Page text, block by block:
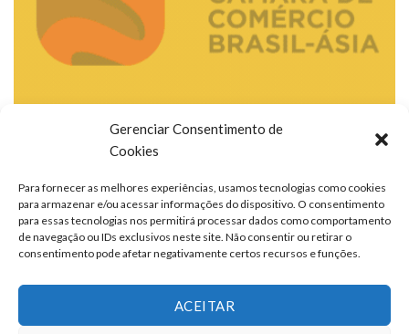
Gerenciar Consentimento de
Cookies
Para fornecer as melhores experiências, usamos tecnologias como cookies
para armazenar e/ou acessar informações do dispositivo. O consentimento
para essas tecnologias nos permitirá processar dados como comportamento
de navegação ou IDs exclusivos neste site. Não consentir ou retirar o
consentimento pode afetar negativamente certos recursos e funções.
ACEITAR